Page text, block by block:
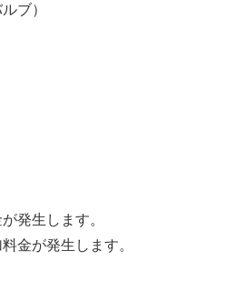
ブ）
発生します。
金が発生します。